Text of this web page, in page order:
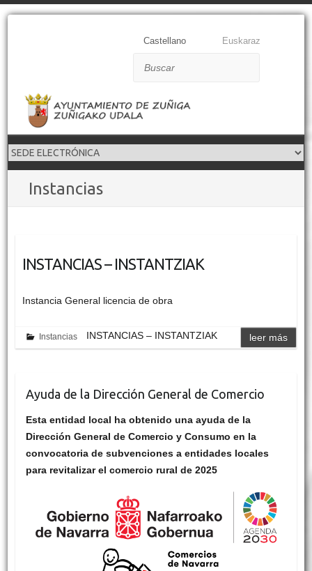
Castellano Euskaraz
Instancias
INSTANCIAS – INSTANTZIAK
Instancia General licencia de obra
Instancias INSTANCIAS – INSTANTZIAK leer más
Ayuda de la Dirección General de Comercio
Esta entidad local ha obtenido una ayuda de la
Dirección General de Comercio y Consumo en la
convocatoria de subvenciones a entidades locales
para revitalizar el comercio rural de 2025